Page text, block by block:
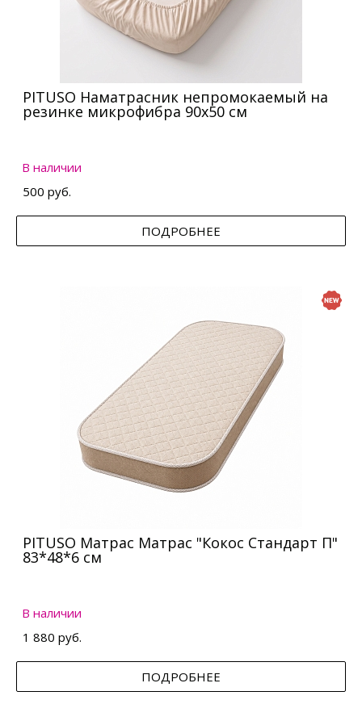
PITUSO Наматрасник непромокаемый на
резинке микрофибра 90х50 см
В наличии
500 руб.
ПОДРОБНЕЕ
PITUSO Матрас Матрас "Кокос Стандарт П"
83*48*6 см
В наличии
1 880 руб.
ПОДРОБНЕЕ